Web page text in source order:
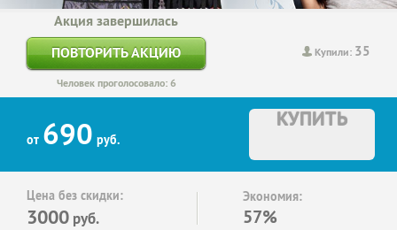
Купили: 35
Акция завершилась
ПОВТОРИТЬ АКЦИЮ
Человек проголосовало: 6
от 690 руб.
КУПИТЬ
Цена без скидки:
3000 руб.
Экономия:
57%